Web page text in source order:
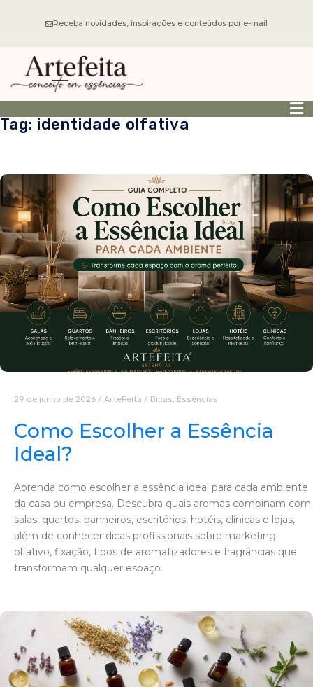
Receba novidades, inspirações e conteúdos por e-mail
Tag: identidade olfativa
29 de junho de 2026 / ArteFeita / Dicas, Essências
Como Escolher a Essência
Ideal?
Aprenda como escolher a essência ideal para cada ambiente
da casa ou empresa. Descubra quais aromas combinam com
salas, quartos, banheiros, escritórios, hotéis, clínicas e lojas,
além de conhecer dicas profissionais sobre marketing
olfativo, fixação, tipos de aromatizadores e fragrâncias que
transformam qualquer espaço.